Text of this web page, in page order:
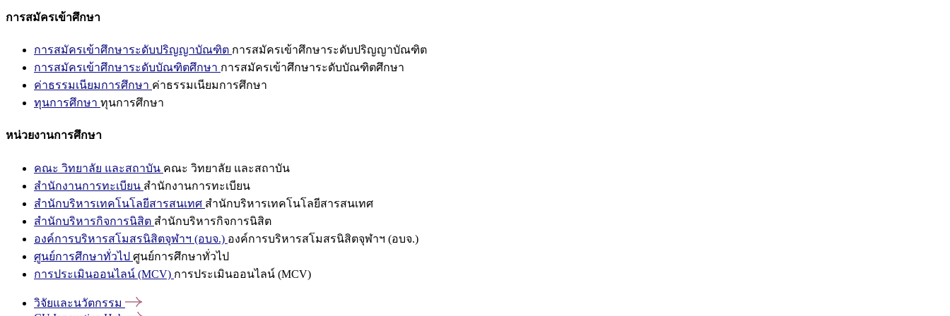
การสมัครเข้าศึกษา
การสมัครเข้าศึกษาระดับปริญญาบัณฑิต การสมัครเข้าศึกษาระดับปริญญาบัณฑิต
การสมัครเข้าศึกษาระดับบัณฑิตศึกษา การสมัครเข้าศึกษาระดับบัณฑิตศึกษา
ค่าธรรมเนียมการศึกษา ค่าธรรมเนียมการศึกษา
ทุนการศึกษา ทุนการศึกษา
หน่วยงานการศึกษา
คณะ วิทยาลัย และสถาบัน คณะ วิทยาลัย และสถาบัน
สำนักงานการทะเบียน สำนักงานการทะเบียน
สำนักบริหารเทคโนโลยีสารสนเทศ สำนักบริหารเทคโนโลยีสารสนเทศ
สำนักบริหารกิจการนิสิต สำนักบริหารกิจการนิสิต
องค์การบริหารสโมสรนิสิตจุฬาฯ (อบจ.) องค์การบริหารสโมสรนิสิตจุฬาฯ (อบจ.)
ศูนย์การศึกษาทั่วไป ศูนย์การศึกษาทั่วไป
การประเมินออนไลน์ (MCV) การประเมินออนไลน์ (MCV)
วิจัยและนวัตกรรม